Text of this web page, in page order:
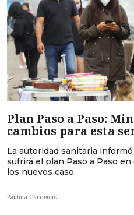
Plan Paso a Paso:
cambios para esta
La autoridad sanitaria
sufrirá el plan Paso a Paso
los nuevos caso.
Paulina Cárdenas